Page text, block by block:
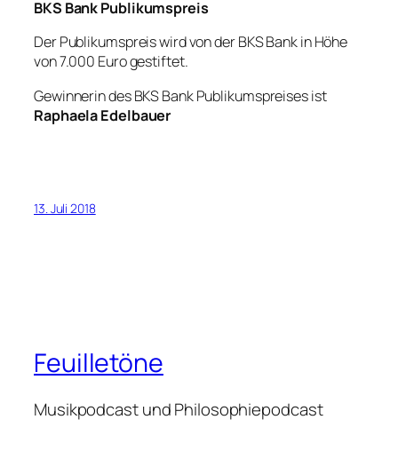
BKS Bank Publikumspreis
Der Publikumspreis wird von der BKS Bank in Höhe
von 7.000 Euro gestiftet.
Gewinnerin des BKS Bank Publikumspreises ist
Raphaela Edelbauer
13. Juli 2018
Feuilletöne
Musikpodcast und Philosophiepodcast